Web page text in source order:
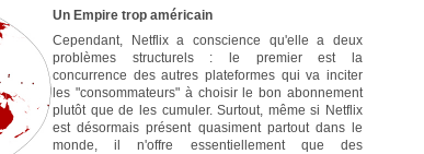
Un Empire trop américain
Cependant, Netflix a conscience qu'elle a deux
problèmes structurels : le premier est la
concurrence des autres plateformes qui va inciter
les "consommateurs" à choisir le bon abonnement
plutôt que de les cumuler. Surtout, même si Netflix
est désormais présent quasiment partout dans le
monde, il n'offre essentiellement que des